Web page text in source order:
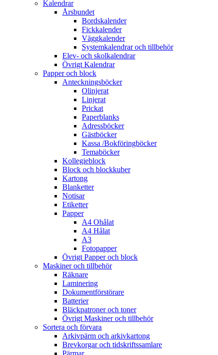
Kalendrar
Årsbundet
Bordskalender
Fickkalender
Väggkalender
Systemkalendrar och tillbehör
Elev- och skolkalendrar
Övrigt Kalendrar
Papper och block
Anteckningsböcker
Olinjerat
Linjerat
Prickat
Paperblanks
Adressböcker
Gästböcker
Kassa /Bokföringböcker
Temaböcker
Kollegieblock
Block och blockkuber
Kartong
Blanketter
Notisar
Etiketter
Papper
A4 Ohålat
A4 Hålat
A3
Fotopapper
Övrigt Papper och block
Maskiner och tillbehör
Räknare
Laminering
Dokumentförstörare
Batterier
Bläckpatroner och toner
Övrigt Maskiner och tillbehör
Sortera och förvara
Arkivpärm och arkivkartong
Brevkorgar och tidskriftssamlare
Pärmar